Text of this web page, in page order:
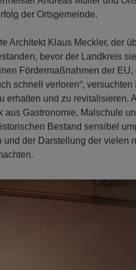
der Ortsgemeinde.
Architekt Klaus Meckler, der
bevor der Landkreis
Fördermaßnahmen der
schnell verloren“,
erhalten und zu revitalisieren.
Gastronomie, Malschule
Bestand sensibel
der Darstellung der vielen